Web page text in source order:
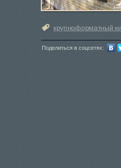
крупноформатный
Поделиться в соцсетях: